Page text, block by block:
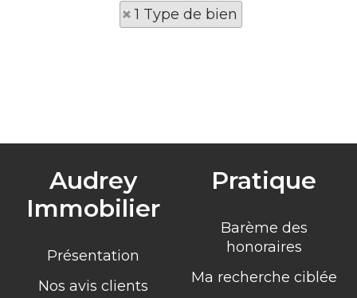
1 Type de bien
Audrey
Immobilier
Présentation
Nos avis clients
Pratique
Barème des
honoraires
Ma recherche ciblée